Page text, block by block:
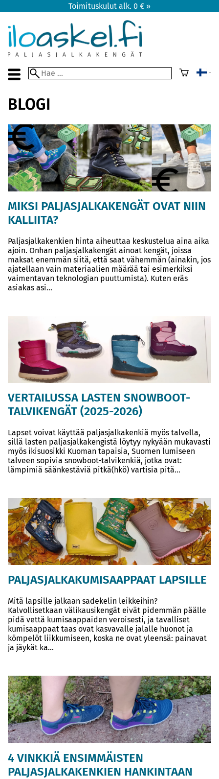
Toimituskulut alk. 0 € »
BLOGI
MIKSI PALJASJALKAKENGÄT OVAT NIIN
KALLIITA?
Paljasjalkakenkien hinta aiheuttaa keskustelua aina aika
ajoin. Onhan paljasjalkakengät ainoat kengät, joissa
maksat enemmän siitä, että saat vähemmän (ainakin, jos
ajatellaan vain materiaalien määrää tai esimerkiksi
vaimentavan teknologian puuttumista). Kuten eräs
asiakas asi...
VERTAILUSSA LASTEN SNOWBOOT-
TALVIKENGÄT (2025-2026)
Lapset voivat käyttää paljasjalkakenkiä myös talvella,
sillä lasten paljasjalkakengistä löytyy nykyään mukavasti
myös ikisuosikki Kuoman tapaisia, Suomen lumiseen
talveen sopivia snowboot-talvikenkiä, jotka ovat:
lämpimiä säänkestäviä pitkä(hkö) vartisia pitä...
PALJASJALKAKUMISAAPPAAT LAPSILLE
Mitä lapsille jalkaan sadekelin leikkeihin?
Kalvollisetkaan välikausikengät eivät pidemmän päälle
pidä vettä kumisaappaiden veroisesti, ja tavalliset
kumisaappaat taas ovat kasvavalle jalalle huonot ja
kömpelöt liikkumiseen, koska ne ovat yleensä: painavat
ja jäykät ka...
4 VINKKIÄ ENSIMMÄISTEN
PALJASJALKAKENKIEN HANKINTAAN